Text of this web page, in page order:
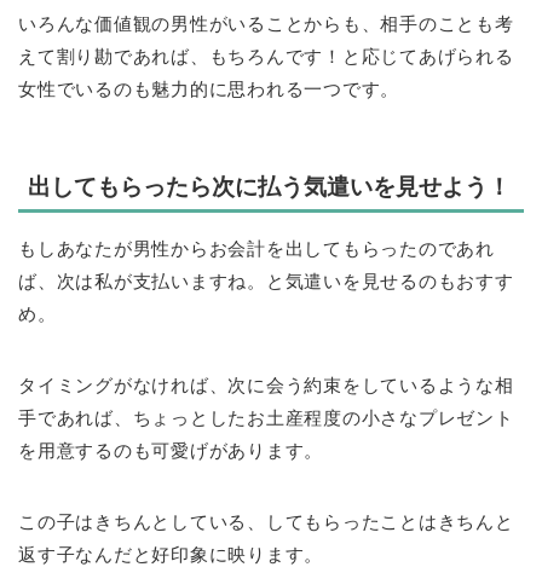
いろんな価値観の男性がいることからも、相手のことも考
えて割り勘であれば、もちろんです！と応じてあげられる
女性でいるのも魅力的に思われる一つです。
出してもらったら次に払う気遣いを見せよう！
もしあなたが男性からお会計を出してもらったのであれ
ば、次は私が支払いますね。と気遣いを見せるのもおすす
め。
タイミングがなければ、次に会う約束をしているような相
手であれば、ちょっとしたお土産程度の小さなプレゼント
を用意するのも可愛げがあります。
この子はきちんとしている、してもらったことはきちんと
返す子なんだと好印象に映ります。